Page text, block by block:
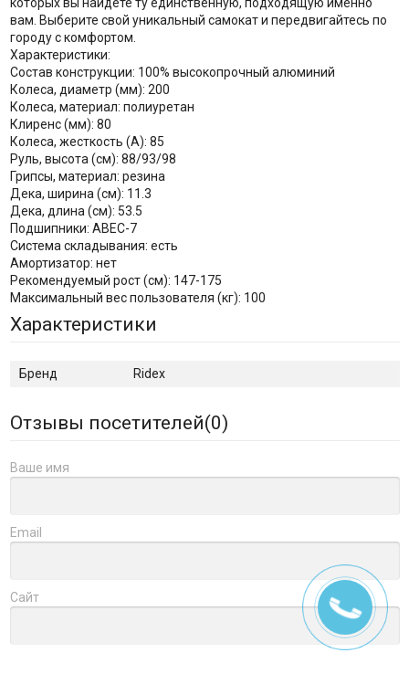
вам. Выберите свой уникальный самокат и передвигайтесь по
городу с комфортом.
Характеристики:
Состав конструкции: 100% высокопрочный алюминий
Колеса, диаметр (мм): 200
Колеса, материал: полиуретан
Клиренс (мм): 80
Колеса, жесткость (А): 85
Руль, высота (см): 88/93/98
Грипсы, материал: резина
Дека, ширина (см): 11.3
Дека, длина (см): 53.5
Подшипники: АВЕС-7
Система складывания: есть
Амортизатор: нет
Рекомендуемый рост (см): 147-175
Максимальный вес пользователя (кг): 100
Характеристики
Бренд Ridex
Отзывы посетителей(0)
Ваше имя
Email
Сайт